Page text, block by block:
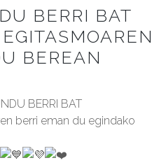
BERRI BAT
BEREAN
BERRI BAT
berri eman du egindako